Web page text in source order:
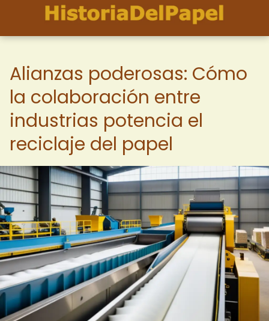
Alianzas poderosas: Cómo
la colaboración entre
industrias potencia el
reciclaje del papel